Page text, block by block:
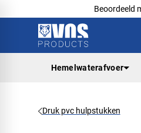
Beoordeeld
Hemelwaterafvoer
Druk pvc hulpstukken